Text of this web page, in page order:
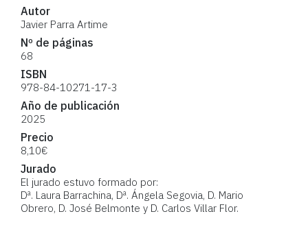
Autor
Javier Parra Artime
Nº de páginas
68
ISBN
978-84-10271-17-3
Año de publicación
2025
Precio
8,10€
Jurado
El jurado estuvo formado por:
Dª. Laura Barrachina, Dª. Ángela Segovia, D. Mario
Obrero, D. José Belmonte y D. Carlos Villar Flor.